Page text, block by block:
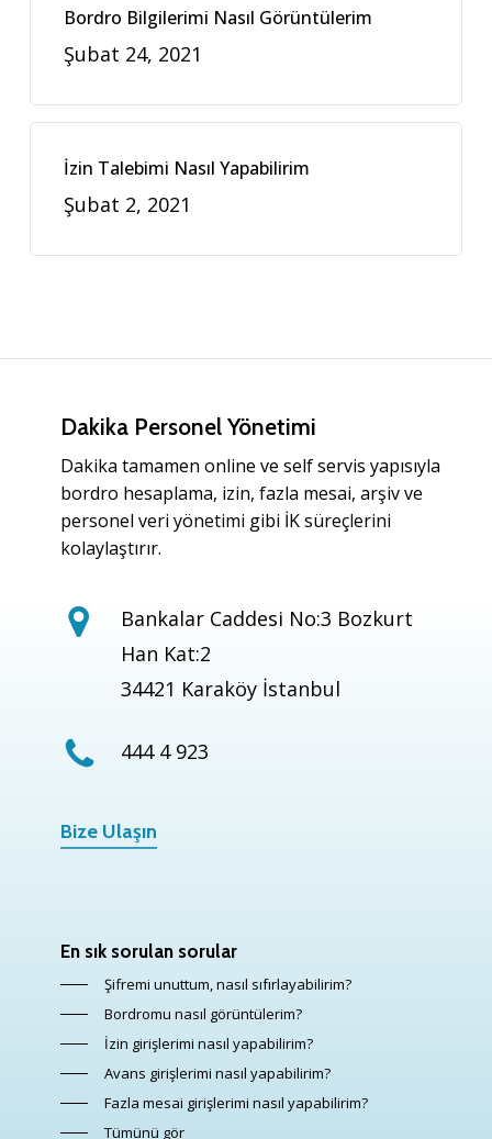
Bordro Bilgilerimi Nasıl Görüntülerim
Şubat 24, 2021
İzin Talebimi Nasıl Yapabilirim
Şubat 2, 2021
Dakika Personel Yönetimi
Dakika tamamen online ve self servis yapısıyla
bordro hesaplama, izin, fazla mesai, arşiv ve
personel veri yönetimi gibi İK süreçlerini
kolaylaştırır.
Bankalar Caddesi No:3 Bozkurt
Han Kat:2
34421 Karaköy İstanbul
444 4 923
Bize Ulaşın
En sık sorulan sorular
Şifremi unuttum, nasıl sıfırlayabilirim?
Bordromu nasıl görüntülerim?
İzin girişlerimi nasıl yapabilirim?
Avans girişlerimi nasıl yapabilirim?
Fazla mesai girişlerimi nasıl yapabilirim?
Tümünü gör